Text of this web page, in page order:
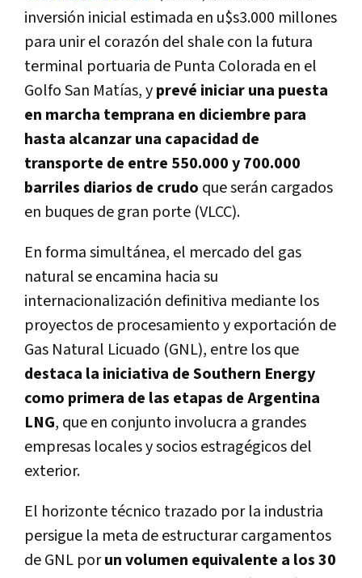
inversión inicial estimada en u$s3.000 millones
para unir el corazón del shale con la futura
terminal portuaria de Punta Colorada en el
Golfo San Matías, yprevé iniciar una puesta
en marcha temprana en diciembre para
hasta alcanzar una capacidad de
transporte de entre 550.000 y 700.000
barriles diarios de crudo que serán cargados
en buques de gran porte (VLCC).
En forma simultánea, el mercado del gas
natural se encamina hacia su
internacionalización definitiva mediante los
proyectos de procesamiento y exportación de
Gas Natural Licuado (GNL), entre los que
destaca la iniciativa de Southern Energy
como primera de las etapas de Argentina
LNG, que en conjunto involucra a grandes
empresas locales y socios estragégicos del
exterior.
El horizonte técnico trazado por la industria
persigue la meta de estructurar cargamentos
de GNL porun volumen equivalente a los 30